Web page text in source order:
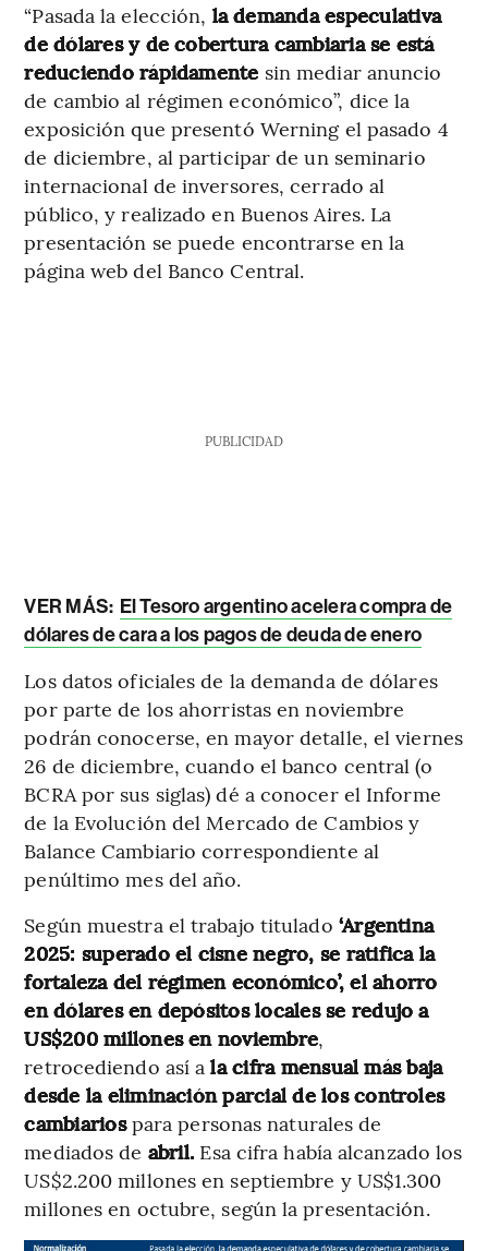
“Pasada la elección, la demanda especulativa
de dólares y de cobertura cambiaria se está
reduciendo rápidamente sin mediar anuncio
de cambio al régimen económico”, dice la
exposición que presentó Werning el pasado 4
de diciembre, al participar de un seminario
internacional de inversores, cerrado al
público, y realizado en Buenos Aires. La
presentación se puede encontrarse en la
página web del Banco Central.
PUBLICIDAD
VER MÁS: El Tesoro argentino acelera compra de
dólares de cara a los pagos de deuda de enero
Los datos oficiales de la demanda de dólares
por parte de los ahorristas en noviembre
podrán conocerse, en mayor detalle, el viernes
26 de diciembre, cuando el banco central (o
BCRA por sus siglas) dé a conocer el Informe
de la Evolución del Mercado de Cambios y
Balance Cambiario correspondiente al
penúltimo mes del año.
Según muestra el trabajo titulado ‘Argentina
2025: superado el cisne negro, se ratifica la
fortaleza del régimen económico’, el ahorro
en dólares en depósitos locales se redujo a
US$200 millones en noviembre,
retrocediendo así ala cifra mensual más baja
desde la eliminación parcial de los controles
cambiariospara personas naturales de
mediados de abril. Esa cifra había alcanzado los
US$2.200 millones en septiembre y US$1.300
millones en octubre, según la presentación.